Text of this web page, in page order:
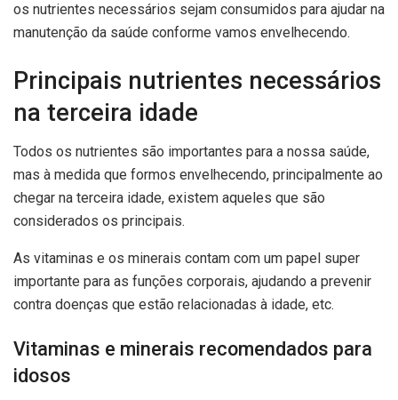
os nutrientes necessários sejam consumidos para ajudar na
manutenção da saúde conforme vamos envelhecendo.
Principais nutrientes necessários
na terceira idade
Todos os nutrientes são importantes para a nossa saúde,
mas à medida que formos envelhecendo, principalmente ao
chegar na terceira idade, existem aqueles que são
considerados os principais.
As vitaminas e os minerais contam com um papel super
importante para as funções corporais, ajudando a prevenir
contra doenças que estão relacionadas à idade, etc.
Vitaminas e minerais recomendados para
idosos